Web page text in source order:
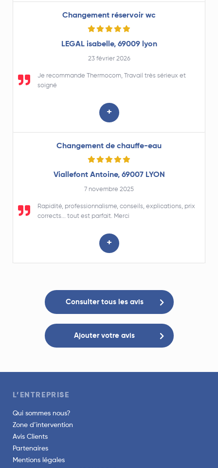
mail et l'aspect administratif de l'entreprise Thermocom
que je n'hésite pas à recommander.
Changement réservoir wc
LEGAL isabelle, 69009 lyon
23 février 2026
Je recommande Thermocom, Travail très sérieux et
soigné
+
Changement de chauffe-eau
Viallefont Antoine, 69007 LYON
7 novembre 2025
Rapidité, professionnalisme, conseils, explications, prix
corrects... tout est parfait. Merci
+
Consulter tous les avis
Ajouter votre avis
L’ENTREPRISE
Qui sommes nous?
Zone d’intervention
Avis Clients
Partenaires
Mentions légales